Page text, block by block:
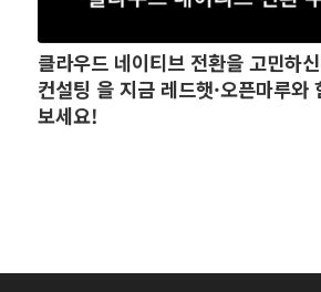
클라우드 네이티브 전환을 고민하
컨설팅 을 지금 레드햇·오픈마루와
보세요!